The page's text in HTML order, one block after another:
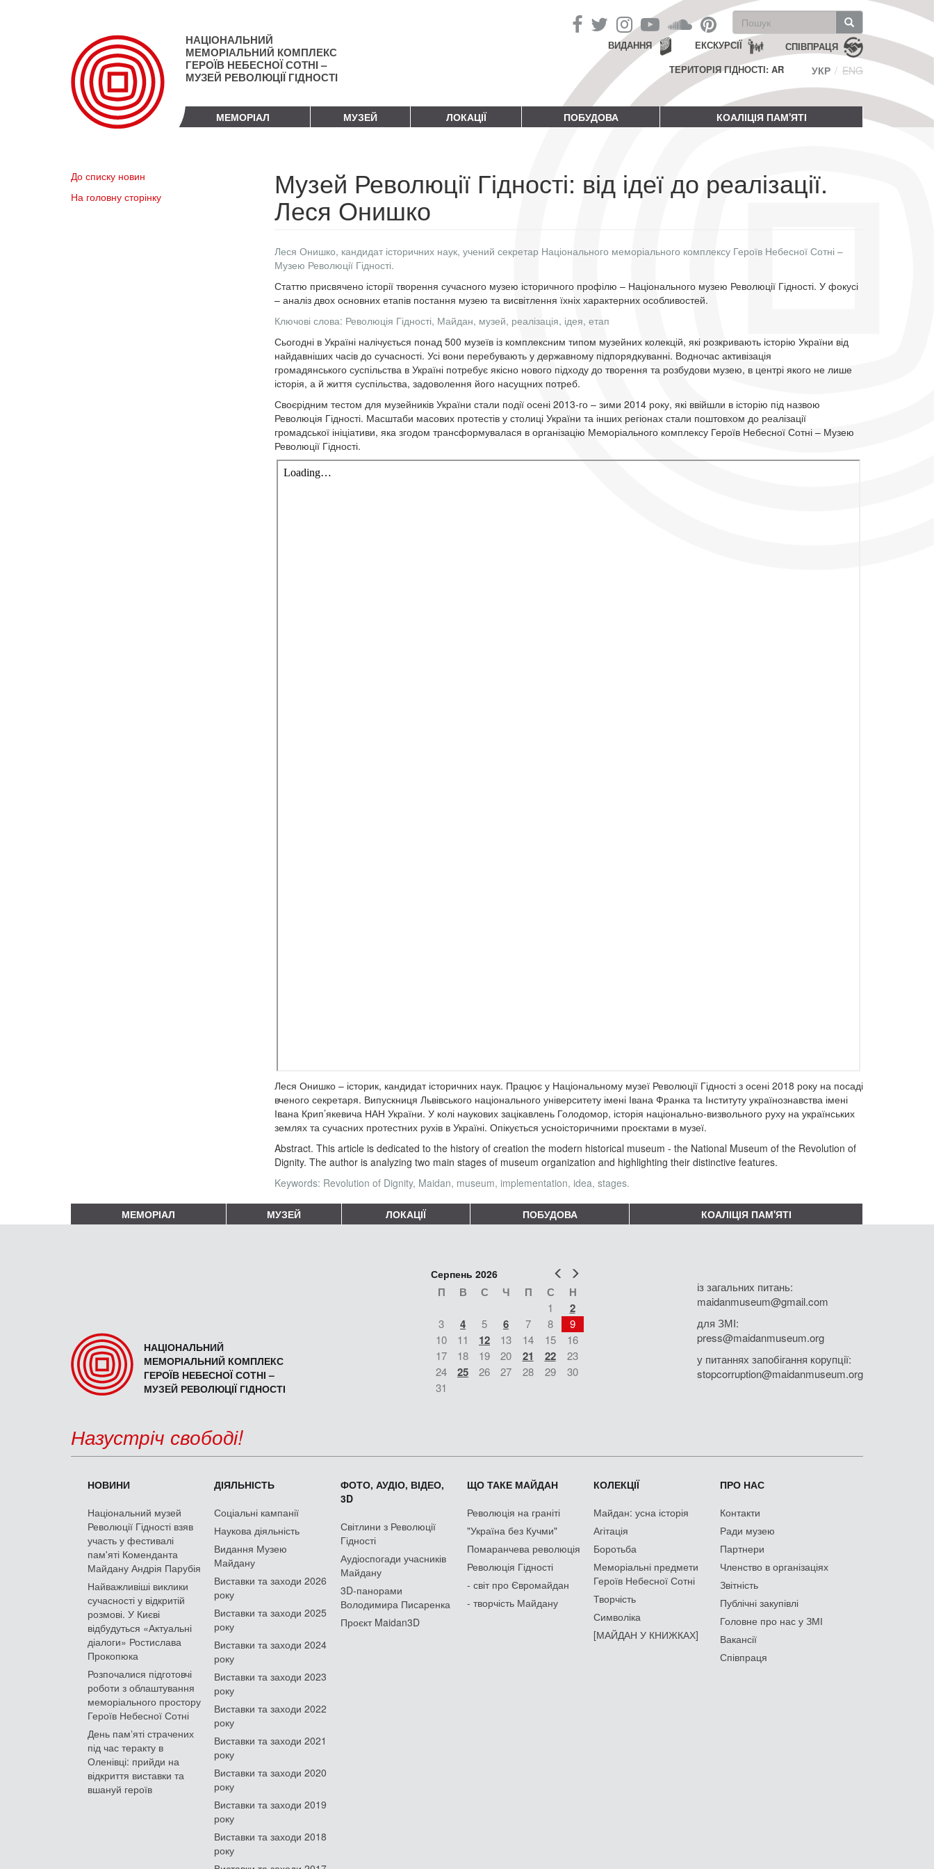
НАЦІОНАЛЬНИЙ
МЕМОРІАЛЬНИЙ КОМПЛЕКС
ГЕРОЇВ НЕБЕСНОЇ СОТНІ –
МУЗЕЙ РЕВОЛЮЦІЇ ГІДНОСТІ
Пошукова
форма
Пошук СПІВПРАЦЯ
ЕКСКУРСІЇ
ВИДАННЯ
ТЕРИТОРІЯ ГІДНОСТІ: AR
УКР ENG
МЕМОРІАЛ МУЗЕЙ ЛОКАЦІЇ ПОБУДОВА КОАЛІЦІЯ ПАМ'ЯТІ
До списку новин
На головну сторінку
Музей Революції Гідності: від ідеї до реалізації.
Леся Онишко
Леся Онишко, кандидат історичних наук, учений секретар Національного меморіального комплексу Героїв Небесної Сотні –
Музею Революції Гідності.
Статтю присвячено історії творення сучасного музею історичного профілю – Національного музею Революції Гідності. У фокусі
– аналіз двох основних етапів постання музею та висвітлення їхніх характерних особливостей.
Ключові слова: Революція Гідності, Майдан, музей, реалізація, ідея, етап
Сьогодні в Україні налічується понад 500 музеїв із комплексним типом музейних колекцій, які розкривають історію України від
найдавніших часів до сучасності. Усі вони перебувають у державному підпорядкуванні. Водночас активізація
громадянського суспільства в Україні потребує якісно нового підходу до творення та розбудови музею, в центрі якого не лише
історія, а й життя суспільства, задоволення його насущних потреб.
Своєрідним тестом для музейників України стали події осені 2013-го – зими 2014 року, які ввійшли в історію під назвою
Революція Гідності. Масштаби масових протестів у столиці України та інших регіонах стали поштовхом до реалізації
громадської ініціативи, яка згодом трансформувалася в організацію Меморіального комплексу Героїв Небесної Сотні – Музею
Революції Гідності.
Леся Онишко – історик, кандидат історичних наук. Працює у Національному музеї Революції Гідності з осені 2018 року на посаді
вченого секретаря. Випускниця Львівського національного університету імені Івана Франка та Інституту українознавства імені
Івана Крип’якевича НАН України. У колі наукових зацікавлень Голодомор, історія національно-визвольного руху на українських
землях та сучасних протестних рухів в Україні. Опікується усноісторичними проєктами в музеї.
Abstract. This article is dedicated to the history of creation the modern historical museum - the National Museum of the Revolution of
Dignity. The author is analyzing two main stages of museum organization and highlighting their distinctive features.
Keywords: Revolution of Dignity, Maidan, museum, implementation, idea, stages.
МЕМОРІАЛ МУЗЕЙ ЛОКАЦІЇ ПОБУДОВА КОАЛІЦІЯ ПАМ'ЯТІ
НАЦІОНАЛЬНИЙ
МЕМОРІАЛЬНИЙ КОМПЛЕКС
ГЕРОЇВ НЕБЕСНОЇ СОТНІ –
МУЗЕЙ РЕВОЛЮЦІЇ ГІДНОСТІ
Попер
Серпень 2026
П В С Ч П С Н
1 2
3 4 5 6 7 8
9
10
11 12 13 14 15
16
17
18 19 20 21 22
23
24
25 26 27 28 29
30
31
із загальних питань:
maidanmuseum@gmail.com
для ЗМІ:
press@maidanmuseum.org
у питаннях запобігання корупції:
stopcorruption@maidanmuseum.org
Назустріч свободі!
НОВИНИ
Національний музей
Революції Гідності взяв
участь у фестивалі
пам'яті Коменданта
Майдану Андрія Парубія
Найважливіші виклики
сучасності у відкритій
розмові. У Києві
відбудуться «Актуальні
діалоги» Ростислава
Прокопюка
Розпочалися підготовчі
роботи з облаштування
меморіального простору
Героїв Небесної Сотні
День памʼяті страчених
під час теракту в
Оленівці: прийди на
відкриття виставки та
вшануй героїв
ДІЯЛЬНІСТЬ
Соціальні кампанії
Наукова діяльність
Видання Музею
Майдану
Виставки та заходи 2026
року
Виставки та заходи 2025
року
Виставки та заходи 2024
року
Виставки та заходи 2023
року
Виставки та заходи 2022
року
Виставки та заходи 2021
року
Виставки та заходи 2020
року
Виставки та заходи 2019
року
Виставки та заходи 2018
року
ФОТО, АУДІО, ВІДЕО,
3D
Світлини з Революції
Гідності
Аудіоспогади учасників
Майдану
3D-панорами
Володимира Писаренка
Проєкт Maidan3D
ЩО ТАКЕ МАЙДАН
Революція на граніті
"Україна без Кучми"
Помаранчева революція
Революція Гідності
- світ про Євромайдан
- творчість Майдану
КОЛЕКЦІЇ
Майдан: усна історія
Агітація
Боротьба
Меморіальні предмети
Героїв Небесної Сотні
Творчість
Символіка
[МАЙДАН У КНИЖКАХ]
ПРО НАС
Контакти
Ради музею
Партнери
Членство в організаціях
Звітність
Публічні закупівлі
Головне про нас у ЗМІ
Вакансії
Співпраця